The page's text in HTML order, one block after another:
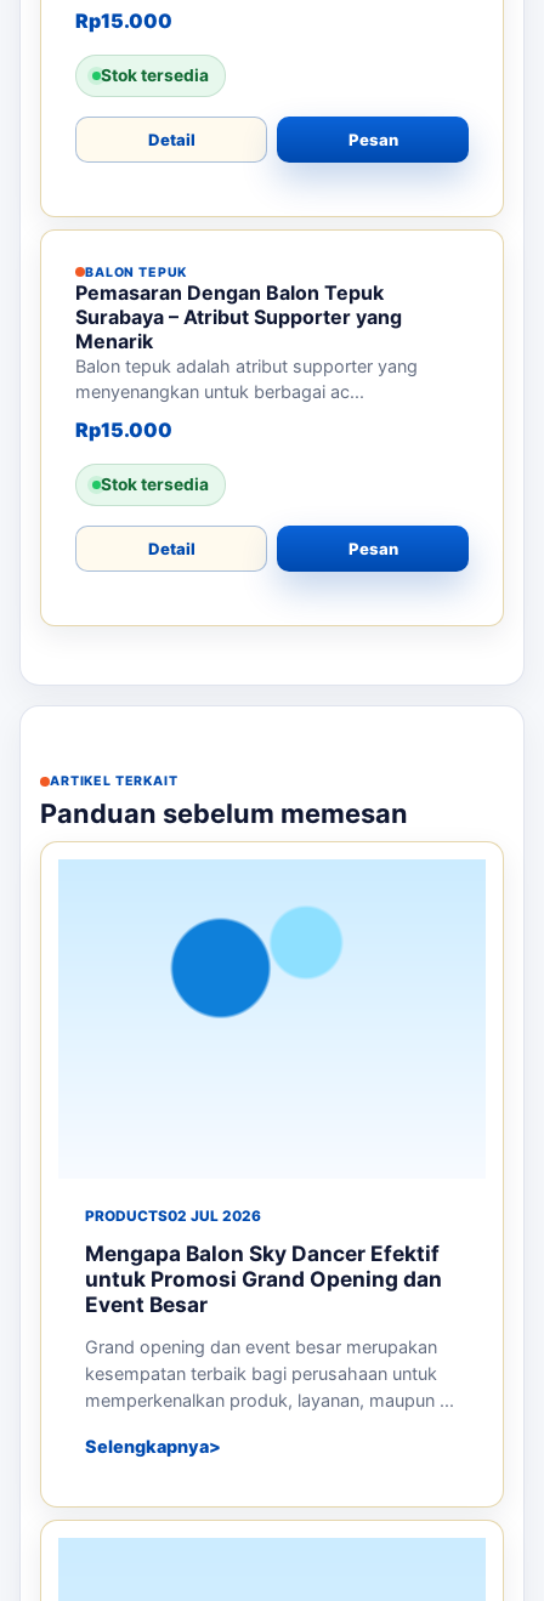
Rp15.000
Stok tersedia
Detail Pesan
BALON TEPUK
Pemasaran Dengan Balon Tepuk
Surabaya – Atribut Supporter yang
Menarik
Balon tepuk adalah atribut supporter yang
menyenangkan untuk berbagai ac...
Rp15.000
Stok tersedia
Detail Pesan
ARTIKEL TERKAIT
Panduan sebelum memesan
PRODUCTS02 JUL 2026
Mengapa Balon Sky Dancer Efektif
untuk Promosi Grand Opening dan
Event Besar
Grand opening dan event besar merupakan
kesempatan terbaik bagi perusahaan untuk
memperkenalkan produk, layanan, maupun ...
Selengkapnya